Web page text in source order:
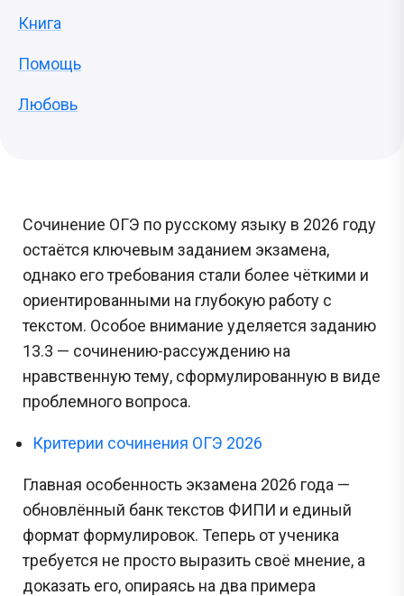
Книга
Помощь
Любовь
Сочинение ОГЭ по русскому языку в 2026 году
остаётся ключевым заданием экзамена,
однако его требования стали более чёткими и
ориентированными на глубокую работу с
текстом. Особое внимание уделяется заданию
13.3 — сочинению-рассуждению на
нравственную тему, сформулированную в виде
проблемного вопроса.
Критерии сочинения ОГЭ 2026
Главная особенность экзамена 2026 года —
обновлённый банк текстов ФИПИ и единый
формат формулировок. Теперь от ученика
требуется не просто выразить своё мнение, а
доказать его, опираясь на два примера